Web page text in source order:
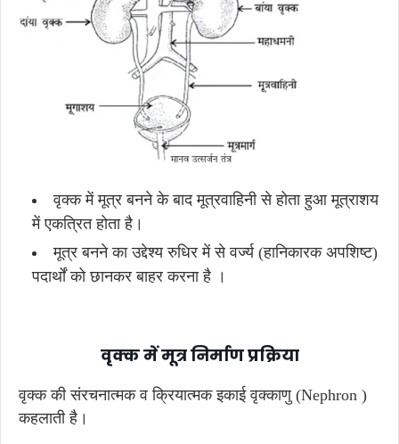
वृक्क में मूत्र बनने के बाद मूत्रवाहिनी से होता हुआ मूत्राशय
में एकत्रित होता है।
मूत्र बनने का उद्देश्य रुधिर में से वर्ज्य (हानिकारक अपशिष्ट)
पदार्थों को छानकर बाहर करना है ।
वृक्क में मूत्र निर्माण प्रक्रिया
वृक्क की संरचनात्मक व क्रियात्मक इकाई वृक्काणु (Nephron )
कहलाती है।